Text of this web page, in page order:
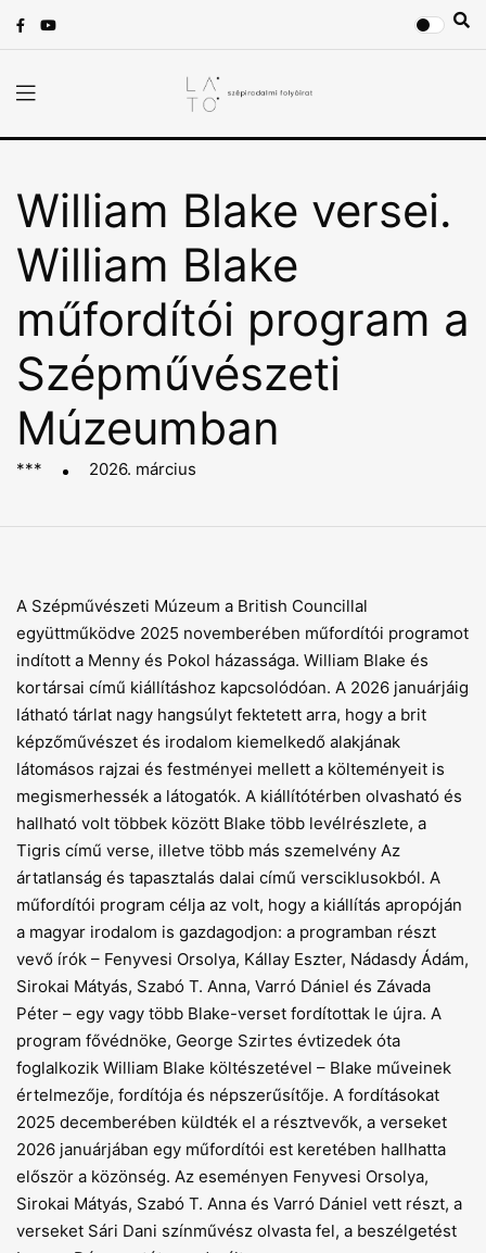
William Blake versei.
William Blake
műfordítói program a
Szépművészeti
Múzeumban
*** 2026. március
A Szépművészeti Múzeum a British Councillal
együttműködve 2025 novemberében műfordítói programot
indított a Menny és Pokol házassága. William Blake és
kortársai című kiállításhoz kapcsolódóan. A 2026 januárjáig
látható tárlat nagy hangsúlyt fektetett arra, hogy a brit
képzőművészet és irodalom kiemelkedő alakjának
látomásos rajzai és festményei mellett a költeményeit is
megismerhessék a látogatók. A kiállítótérben olvasható és
hallható volt többek között Blake több levélrészlete, a
Tigris című verse, illetve több más szemelvény Az
ártatlanság és tapasztalás dalai című versciklusokból. A
műfordítói program célja az volt, hogy a kiállítás apropóján
a magyar irodalom is gazdagodjon: a programban részt
vevő írók – Fenyvesi Orsolya, Kállay Eszter, Nádasdy Ádám,
Sirokai Mátyás, Szabó T. Anna, Varró Dániel és Závada
Péter – egy vagy több Blake-verset fordítottak le újra. A
program fővédnöke, George Szirtes évtizedek óta
foglalkozik William Blake költészetével – Blake műveinek
értelmezője, fordítója és népszerűsítője. A fordításokat
2025 decemberében küldték el a résztvevők, a verseket
2026 januárjában egy műfordítói est keretében hallhatta
először a közönség. Az eseményen Fenyvesi Orsolya,
Sirokai Mátyás, Szabó T. Anna és Varró Dániel vett részt, a
verseket Sári Dani színművész olvasta fel, a beszélgetést